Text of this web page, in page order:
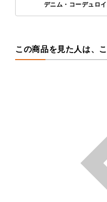
デニム・コーデュロ
この商品を見た人は、